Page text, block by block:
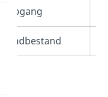
Abgang
Endbestand